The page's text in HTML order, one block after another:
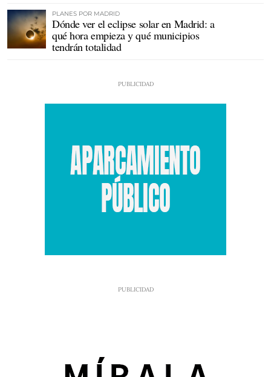
PLANES POR MADRID
Dónde ver el eclipse solar en Madrid: a
qué hora empieza y qué municipios
tendrán totalidad